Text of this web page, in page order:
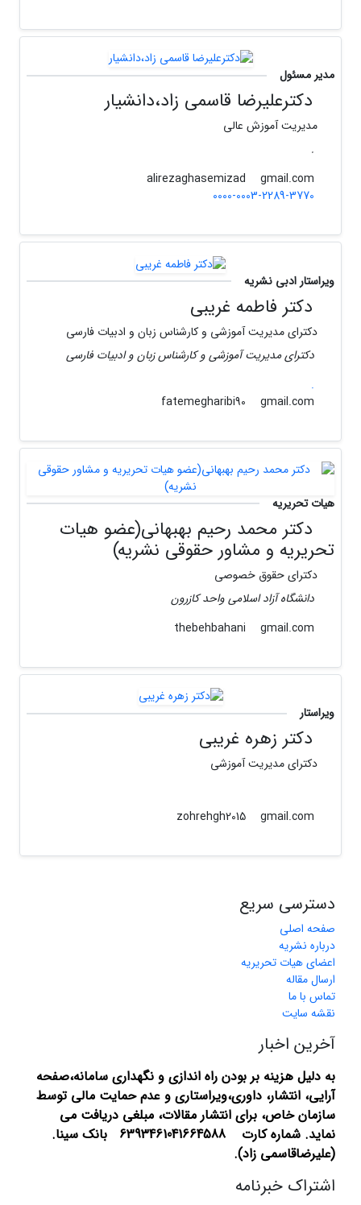
مدیر مسئول
دکترعلیرضا قاسمی زاد،دانشیار
مدیریت آموزش عالی
.
gmail.com
0000-0003-2289-3770
ویراستار ادبی نشریه
دکتر فاطمه غریبی
دکترای مدیریت آموزشی و کارشناس زبان و ادبیات فارسی
دکترای مدیریت آموزشی و کارشناس زبان و ادبیات فارسی
.
gmail.com
هیات تحریریه
دکتر محمد رحیم بهبهانی(عضو هیات
تحریریه و مشاور حقوقی نشریه)
دکترای حقوق خصوصی
دانشگاه آزاد اسلامی واحد کازرون
gmail.com
ویراستار
دکتر زهره غریبی
دکترای مدیریت آموزشی
gmail.com
دسترسی سریع
صفحه اصلی
درباره نشریه
اعضای هیات تحریریه
ارسال مقاله
تماس با ما
نقشه سایت
آخرین اخبار
به دلیل هزینه بر بودن راه اندازی و نگهداری سامانه،صفحه
آرایی، انتشار، داوری،ویراستاری و عدم حمایت مالی توسط
سازمان خاص، برای انتشار مقالات، مبلغی دریافت می
نماید.
شماره کارت 6393461041664588 بانک سینا.
(علیرضاقاسمی زاد).
اشتراک خبرنامه